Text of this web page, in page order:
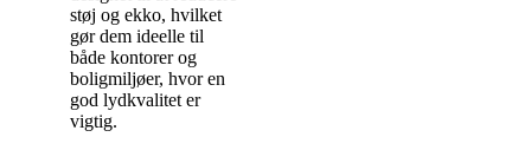
støj og ekko, hvilket
gør dem ideelle til
både kontorer og
boligmiljøer, hvor en
god lydkvalitet er
vigtig.